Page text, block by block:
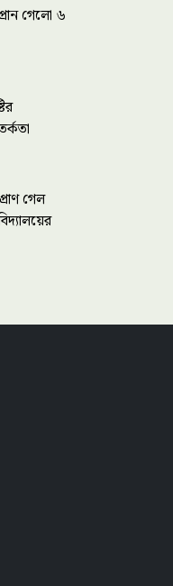
গেলো ৬
গেল